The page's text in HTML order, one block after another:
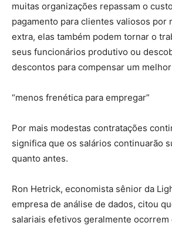
muitas organizações repassam o
pagamento para clientes valiosos por
extra, elas também podem tornar o
seus funcionários produtivo ou
descontos para compensar um
“menos frenética para empregar”
Por mais modestas contratações
significa que os salários continuarão
quanto antes.
Ron Hetrick, economista sênior da
empresa de análise de dados, citou
salariais efetivos geralmente ocorrem